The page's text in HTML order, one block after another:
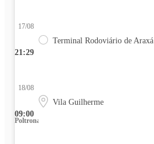
21:29
17/08
Terminal Rodoviário de Araxá
09:00
18/08
Vila Guilherme
Poltrona